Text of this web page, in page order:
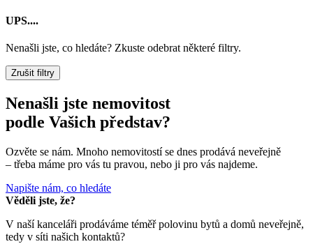
UPS....
Nenašli jste, co hledáte? Zkuste odebrat některé filtry.
Zrušit filtry
Nenašli jste nemovitost
podle Vašich představ?
Ozvěte se nám. Mnoho nemovitostí se dnes prodává neveřejně
– třeba máme pro vás tu pravou, nebo ji pro vás najdeme.
Napište nám, co hledáte
Věděli jste, že?
V naší kanceláři prodáváme téměř polovinu bytů a domů neveřejně,
tedy v síti našich kontaktů?